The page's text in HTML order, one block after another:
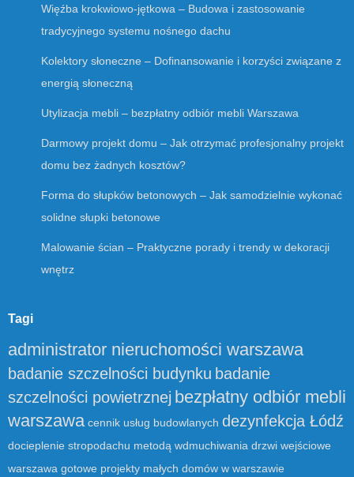
Więźba krokwiowo-jętkowa – Budowa i zastosowanie
tradycyjnego systemu nośnego dachu
Kolektory słoneczne – Dofinansowanie i korzyści związane z
energią słoneczną
Utylizacja mebli – bezpłatny odbiór mebli Warszawa
Darmowy projekt domu – Jak otrzymać profesjonalny projekt
domu bez żadnych kosztów?
Forma do słupków betonowych – Jak samodzielnie wykonać
solidne słupki betonowe
Malowanie ścian – Praktyczne porady i trendy w dekoracji
wnętrz
Tagi
administrator nieruchomości warszawa
badanie szczelności budynku badanie
szczelności powietrznej bezpłatny odbiór mebli
warszawa cennik usług budowlanych dezynfekcja Łódź
docieplenie stropodachu metodą wdmuchiwania drzwi wejściowe
warszawa gotowe projekty małych domów w warszawie